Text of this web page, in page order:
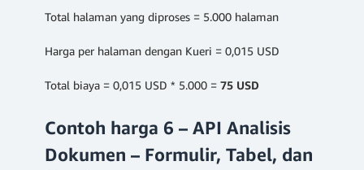
Total halaman yang diproses = 5.000 halaman
Harga per halaman dengan Kueri = 0,015 USD
Total biaya = 0,015 USD * 5.000 = 75 USD
Contoh harga 6 – API Analisis
Dokumen – Formulir, Tabel, dan